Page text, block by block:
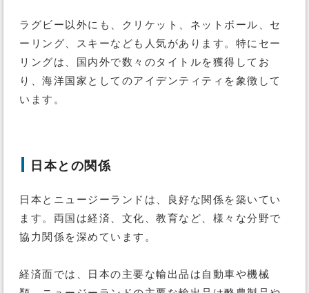
ラグビー以外にも、クリケット、ネットボール、セ
ーリング、スキーなども人気があります。特にセー
リングは、国内外で数々のタイトルを獲得してお
り、海洋国家としてのアイデンティティを象徴して
います。
日本との関係
日本とニュージーランドは、良好な関係を築いてい
ます。両国は経済、文化、教育など、様々な分野で
協力関係を深めています。
経済面では、日本の主要な輸出品は自動車や機械